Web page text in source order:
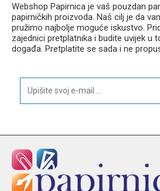
Webshop Papirnica je vaš pouzdan
papirničkih proizvoda. Naš cilj je da
pružimo najbolje moguće iskustvo.
zajednici pretplatnika i budite uvijek u
događa. Pretplatite se sada i ne